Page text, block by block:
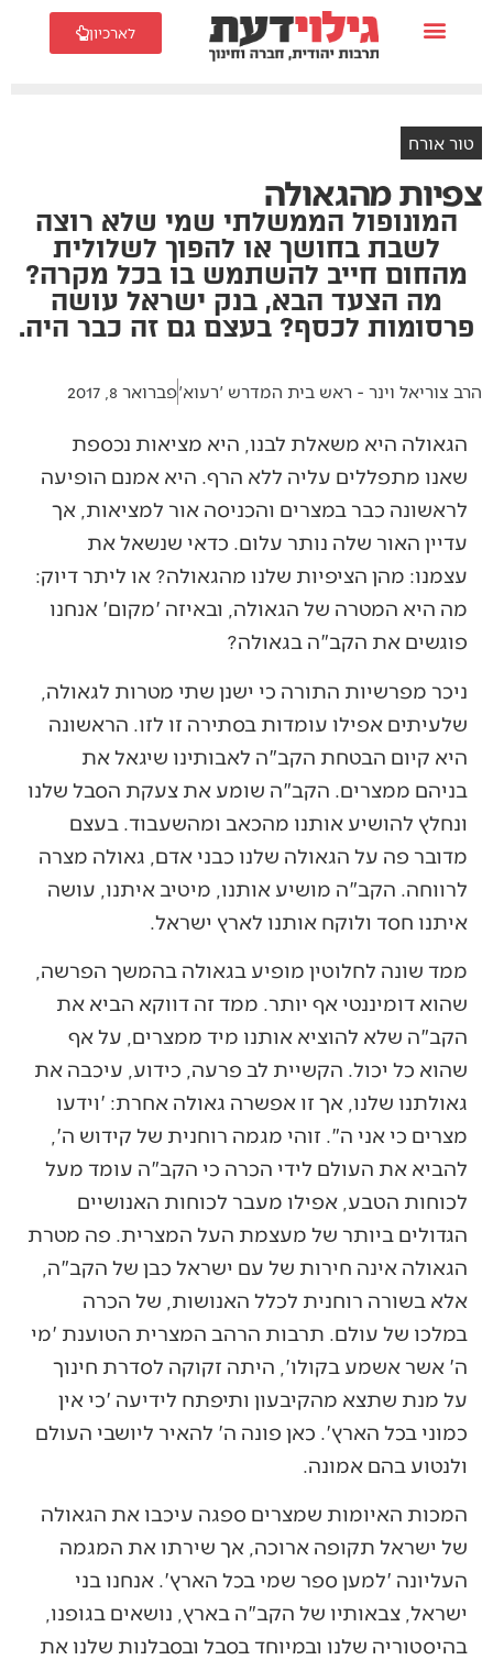
לארכיון
טור אורח
צפיות מהגאולה
המונופול הממשלתי שמי שלא רוצה
לשבת בחושך או להפוך לשלולית
מהחום חייב להשתמש בו בכל מקרה?
מה הצעד הבא, בנק ישראל עושה
פרסומות לכסף? בעצם גם זה כבר היה.
הרב צוריאל וינר - ראש בית המדרש 'רעוא'פברואר 8, 2017
הגאולה היא משאלת לבנו, היא מציאות נכספת
שאנו מתפללים עליה ללא הרף. היא אמנם הופיעה
לראשונה כבר במצרים והכניסה אור למציאות, אך
עדיין האור שלה נותר עלום. כדאי שנשאל את
עצמנו: מהן הציפיות שלנו מהגאולה? או ליתר דיוק:
מה היא המטרה של הגאולה, ובאיזה 'מקום' אנחנו
פוגשים את הקב"ה בגאולה?
ניכר מפרשיות התורה כי ישנן שתי מטרות לגאולה,
שלעיתים אפילו עומדות בסתירה זו לזו. הראשונה
היא קיום הבטחת הקב"ה לאבותינו שיגאל את
בניהם ממצרים. הקב"ה שומע את צעקת הסבל שלנו
ונחלץ להושיע אותנו מהכאב ומהשעבוד. בעצם
מדובר פה על הגאולה שלנו כבני אדם, גאולה מצרה
לרווחה. הקב"ה מושיע אותנו, מיטיב איתנו, עושה
איתנו חסד ולוקח אותנו לארץ ישראל.
ממד שונה לחלוטין מופיע בגאולה בהמשך הפרשה,
שהוא דומיננטי אף יותר. ממד זה דווקא הביא את
הקב"ה שלא להוציא אותנו מיד ממצרים, על אף
שהוא כל יכול. הקשיית לב פרעה, כידוע, עיכבה את
גאולתנו שלנו, אך זו אפשרה גאולה אחרת: 'וידעו
מצרים כי אני ה". זוהי מגמה רוחנית של קידוש ה',
להביא את העולם לידי הכרה כי הקב"ה עומד מעל
לכוחות הטבע, אפילו מעבר לכוחות האנושיים
הגדולים ביותר של מעצמת העל המצרית. פה מטרת
הגאולה אינה חירות של עם ישראל כבן של הקב"ה,
אלא בשורה רוחנית לכלל האנושות, של הכרה
במלכו של עולם. תרבות הרהב המצרית הטוענת 'מי
ה' אשר אשמע בקולו', היתה זקוקה לסדרת חינוך
על מנת שתצא מהקיבעון ותיפתח לידיעה 'כי אין
כמוני בכל הארץ'. כאן פונה ה' להאיר ליושבי העולם
ולנטוע בהם אמונה.
המכות האיומות שמצרים ספגה עיכבו את הגאולה
של ישראל תקופה ארוכה, אך שירתו את המגמה
העליונה 'למען ספר שמי בכל הארץ'. אנחנו בני
ישראל, צבאותיו של הקב"ה בארץ, נושאים בגופנו,
בהיסטוריה שלנו ובמיוחד בסבל ובסבלנות שלנו את